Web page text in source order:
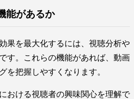
能があるか
果を最大化するには、視聴分析や
す。これらの機能があれば、動画
を把握しやすくなります。
おける視聴者の興味関心を理解で